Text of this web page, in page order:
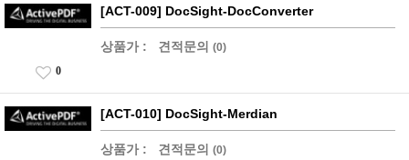
[ACT-009] DocSight-DocConverter
상품가 : 견적문의 (0)
0
[ACT-010] DocSight-Merdian
상품가 : 견적문의 (0)